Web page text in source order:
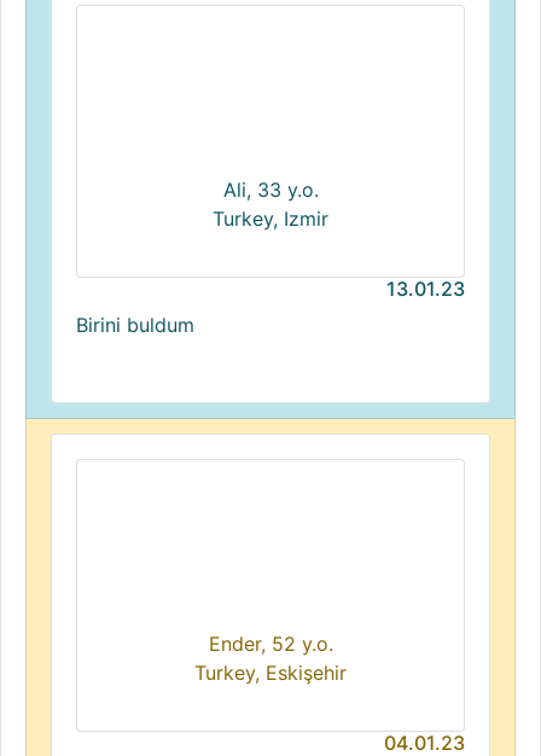
Ali, 33 y.o.
Turkey, Izmir
13.01.23
Birini buldum
Ender, 52 y.o.
Turkey, Eskişehir
04.01.23